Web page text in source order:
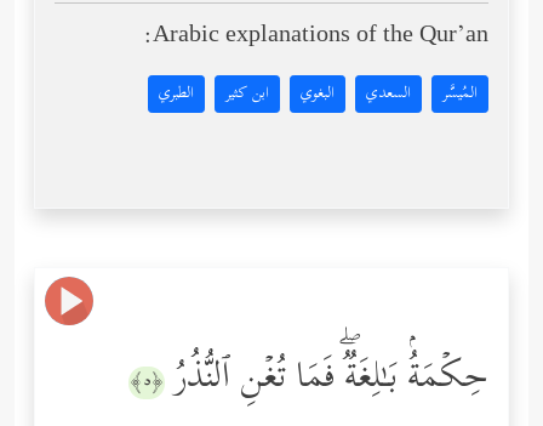
Arabic explanations of the Qur’an:
المُيسَّر السعدي البغوي ابن كثير الطبري
حِكۡمَةُۢ بَـٰلِغَةࣱۖ فَمَا تُغۡنِ ٱلنُّذُرُ ﴿٥﴾